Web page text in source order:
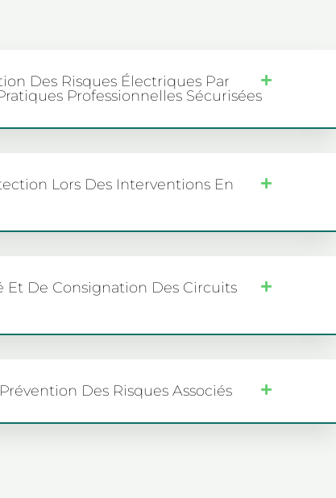
Des Risques Électriques Par
Professionnelles Sécurisées
Lors Des Interventions En
Et De Consignation Des Circuits
Des Risques Associés